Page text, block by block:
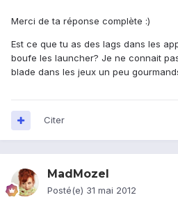
Merci de ta réponse complète :)
Est ce que tu as des lags dans les
boufe les launcher? Je ne connait
blade dans les jeux un peu
Citer
MadMozel
Posté(e) 31 mai 2012